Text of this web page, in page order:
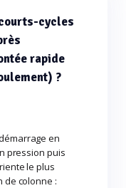
cycles
rapide
?
en
pression puis
le plus
de colonne :